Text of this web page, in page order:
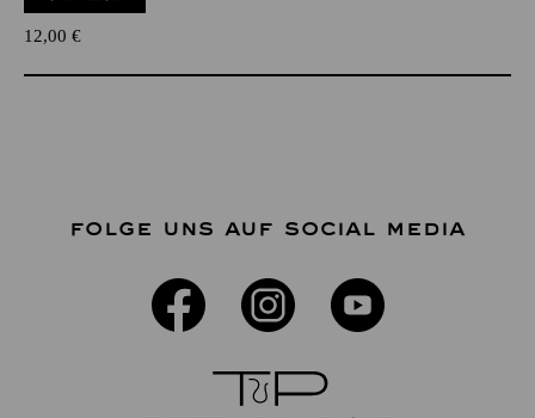
12,00 €
FOLGE UNS AUF SOCIAL MEDIA